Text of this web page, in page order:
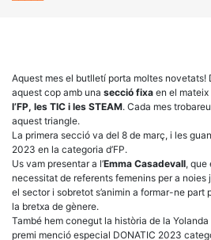
Aquest mes el butlletí porta moltes novetats!
aquest cop amb una secció fixa en el
l’FP, les TIC i les STEAM. Cada mes
aquest triangle.
La primera secció va del 8 de març, i les
2023 en la categoria d’FP.
Us vam presentar a l’Emma Casadevall, que
necessitat de referents femenins per a noies
el sector i sobretot s’animin a formar-ne part
la bretxa de gènere.
També hem conegut la història de la
premi menció especial DONATIC 2023